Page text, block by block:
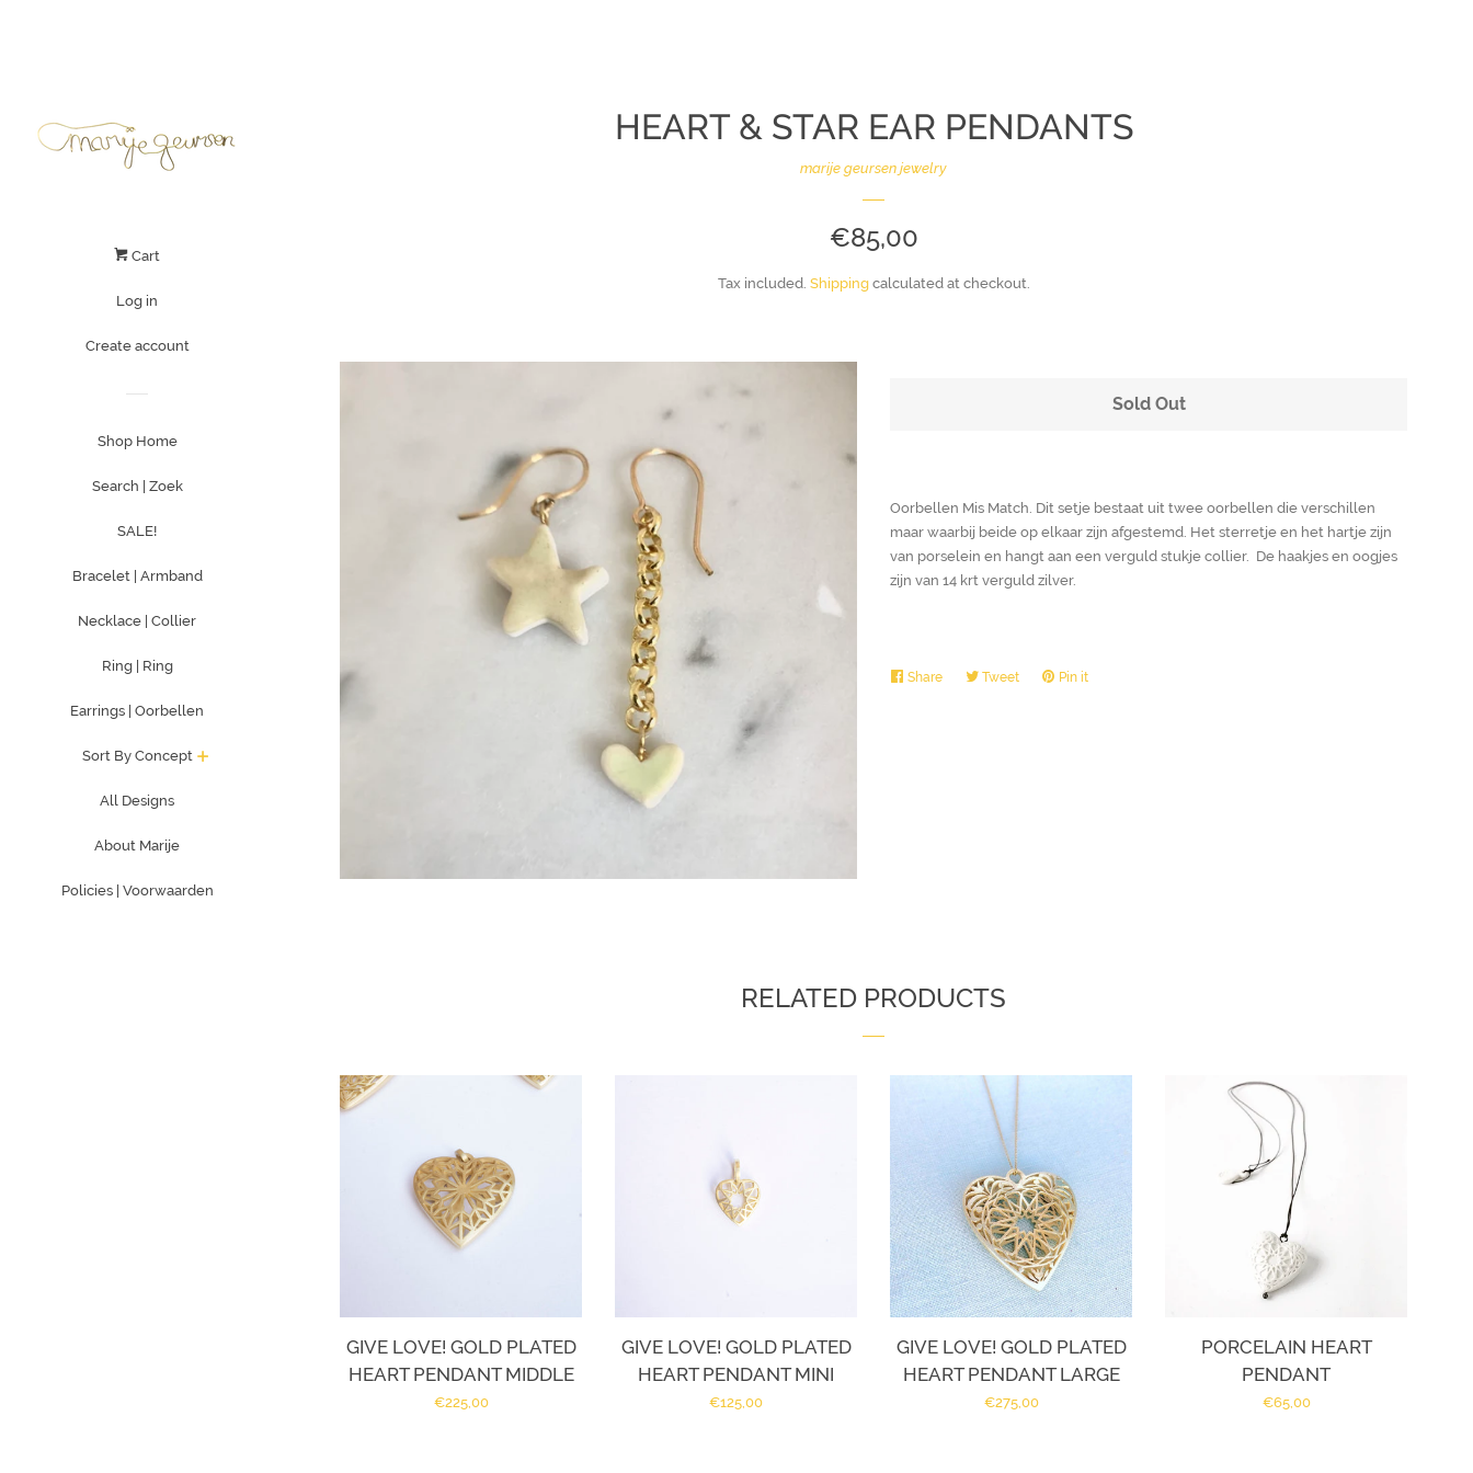
Cart
Log in
Create account
Shop Home
Search | Zoek
SALE!
Bracelet | Armband
Necklace | Collier
Ring | Ring
Earrings | Oorbellen
Sort By Concept
All Designs
About Marije
Policies | Voorwaarden
HEART & STAR EAR PENDANTS
marije geursen jewelry
REGULAR
PRICE
€85,00
Tax included. Shippingcalculated at checkout.
Sold Out
Oorbellen Mis Match. Dit setje bestaat uit twee oorbellen die verschillen
maar waarbij beide op elkaar zijn afgestemd. Het sterretje en het hartje zijn
van porselein en hangt aan een verguld stukje collier. De haakjes en oogjes
zijn van 14 krt verguld zilver.
Share Share TweetTweet Pin it
RELATED PRODUCTS
GIVE LOVE! GOLD PLATED
HEART PENDANT MIDDLE
Regular
€225,00
GIVE LOVE! GOLD PLATED
HEART PENDANT MINI
Regular
€125,00
GIVE LOVE! GOLD PLATED
HEART PENDANT LARGE
Regular
€275,00
PORCELAIN HEART
PENDANT
Regular
€65,00